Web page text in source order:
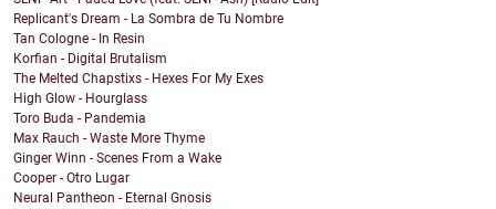
Replicant's Dream - La Sombra de Tu Nombre
Tan Cologne - In Resin
Korfian - Digital Brutalism
The Melted Chapstixs - Hexes For My Exes
High Glow - Hourglass
Toro Buda - Pandemia
Max Rauch - Waste More Thyme
Ginger Winn - Scenes From a Wake
Cooper - Otro Lugar
Neural Pantheon - Eternal Gnosis